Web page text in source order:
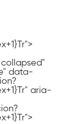
data-
aria-